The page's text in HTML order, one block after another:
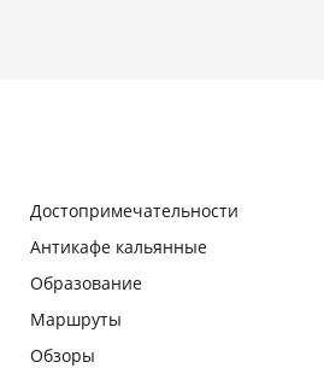
Достопримечательности
Антикафе кальянные
Образование
Маршруты
Обзоры